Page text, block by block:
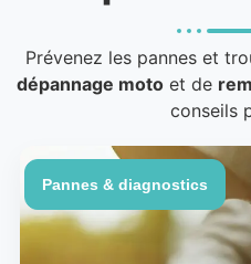
Prévenez les pannes et
dépannage motoet de
conseils
Pannes & diagnostics